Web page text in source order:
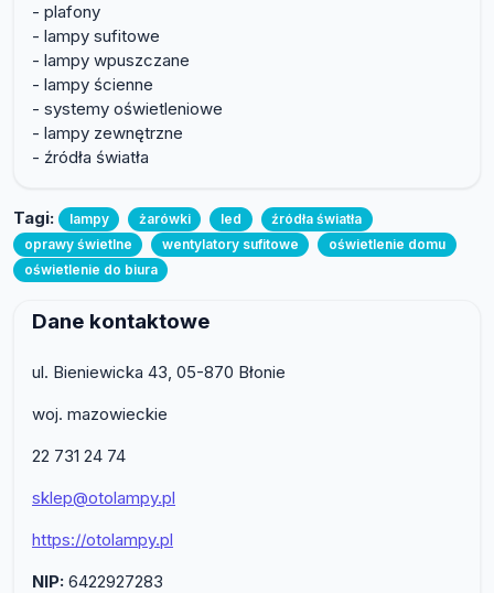
- plafony
- lampy sufitowe
- lampy wpuszczane
- lampy ścienne
- systemy oświetleniowe
- lampy zewnętrzne
- źródła światła
Tagi: lampy żarówki led
źródła światła
oprawy świetlne
wentylatory sufitowe
oświetlenie domu
oświetlenie do biura
Dane kontaktowe
ul. Bieniewicka 43, 05-870 Błonie
woj. mazowieckie
22 731 24 74
sklep@otolampy.pl
https://otolampy.pl
NIP: 6422927283